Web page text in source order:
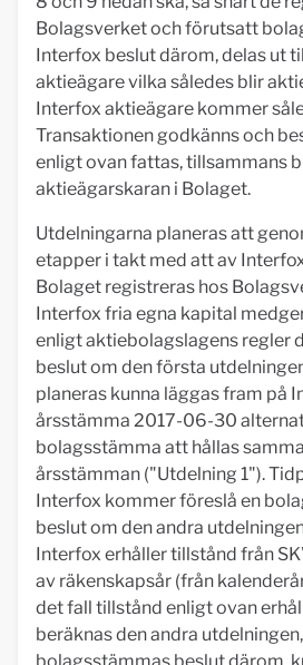
Bolagsverket och förutsatt
Interfox beslut därom, delas ut
aktieägare vilka således blir
Interfox aktieägare kommer
Transaktionen godkänns och
enligt ovan fattas, tillsammans
aktieägarskaran i Bolaget.
Utdelningarna planeras att
etapper i takt med att av
Bolaget registreras hos
Interfox fria egna kapital
enligt aktiebolagslagens regler
beslut om den första
planeras kunna läggas fram på
årsstämma 2017-06-30
bolagsstämma att hållas
årsstämman ("Utdelning 1").
Interfox kommer föreslå en
beslut om den andra
Interfox erhåller tillstånd från
av räkenskapsår (från
det fall tillstånd enligt ovan
beräknas den andra